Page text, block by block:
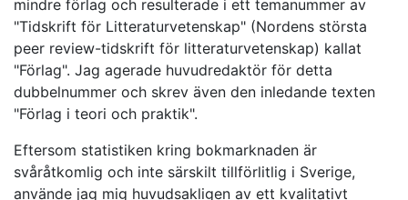
mindre förlag och resulterade i ett temanummer av
"Tidskrift för Litteraturvetenskap" (Nordens största
peer review-tidskrift för litteraturvetenskap) kallat
"Förlag". Jag agerade huvudredaktör för detta
dubbelnummer och skrev även den inledande texten
"Förlag i teori och praktik".
Eftersom statistiken kring bokmarknaden är
svåråtkomlig och inte särskilt tillförlitlig i Sverige,
använde jag mig huvudsakligen av ett kvalitativt